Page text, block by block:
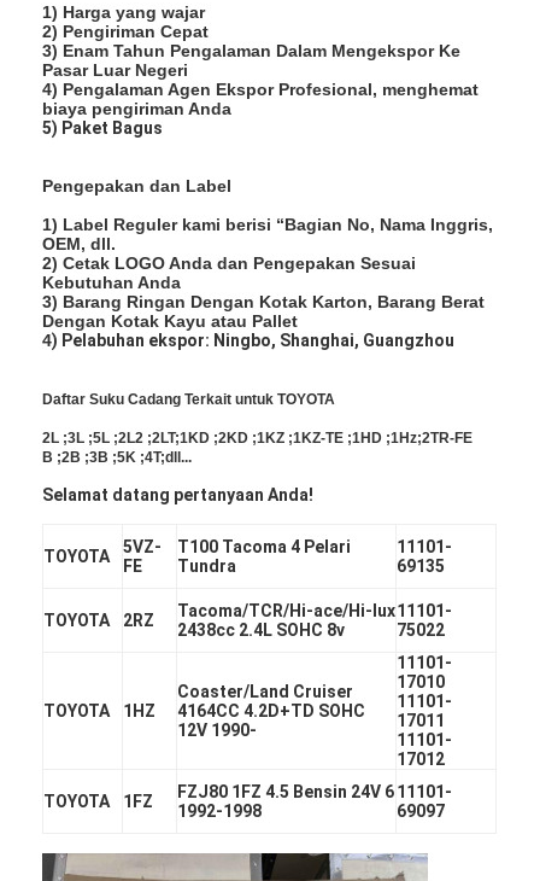
Produk
Video
1) Harga yang wajar
2) Pengiriman Cepat
3) Enam Tahun Pengalaman Dalam Mengekspor Ke
Pasar Luar Negeri
4) Pengalaman Agen Ekspor Profesional, menghemat
biaya pengiriman Anda
5) Paket Bagus
Pengepakan dan Label
1) Label Reguler kami berisi “Bagian No, Nama Inggris,
OEM, dll.
2) Cetak LOGO Anda dan Pengepakan Sesuai
Kebutuhan Anda
3) Barang Ringan Dengan Kotak Karton, Barang Berat
Dengan Kotak Kayu atau Pallet
4) Pelabuhan ekspor: Ningbo, Shanghai, Guangzhou
Daftar Suku Cadang Terkait untuk TOYOTA
2L ;3L ;5L ;2L2 ;2LT;1KD ;2KD ;1KZ ;1KZ-TE ;1HD ;1Hz;2TR-FE
B ;2B ;3B ;5K ;4T;dll...
Selamat datang pertanyaan Anda!
TOYOTA
5VZ-
FE
T100 Tacoma 4 Pelari
Tundra
11101-
69135
TOYOTA 2RZ
Tacoma/TCR/Hi-ace/Hi-lux
2438cc 2.4L SOHC 8v
11101-
75022
TOYOTA 1HZ
Coaster/Land Cruiser
4164CC 4.2D+TD SOHC
12V 1990-
11101-
17010
11101-
17011
11101-
17012
TOYOTA 1FZ
FZJ80 1FZ 4.5 Bensin 24V 6
1992-1998
11101-
69097